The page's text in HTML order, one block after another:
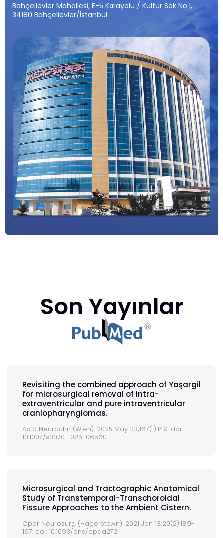
Bahçelievler Mahallesi, E-5 Karayolu / Kültür Sok No:1,
34180 Bahçelievler/İstanbul
Son Yayınlar
Revisiting the combined approach of Yaşargil
for microsurgical removal of intra-
extraventricular and pure intraventricular
craniopharyngiomas.
Acta Neurochir (Wien). 2025 May 23;167(1):149. doi:
10.1007/s00701-025-06560-1.
Microsurgical and Tractographic Anatomical
Study of Transtemporal-Transchoroidal
Fissure Approaches to the Ambient Cistern.
Oper Neurosurg (Hagerstown). 2021 Jan 13;20(2):189-
197. doi: 10.1093/ons/opaa272.